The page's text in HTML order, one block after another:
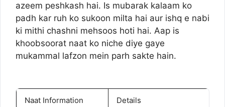
azeem peshkash hai. Is mubarak kalaam ko
padh kar ruh ko sukoon milta hai aur ishq e nabi
ki mithi chashni mehsoos hoti hai. Aap is
khoobsoorat naat ko niche diye gaye
mukammal lafzon mein parh sakte hain.
Naat Information Details